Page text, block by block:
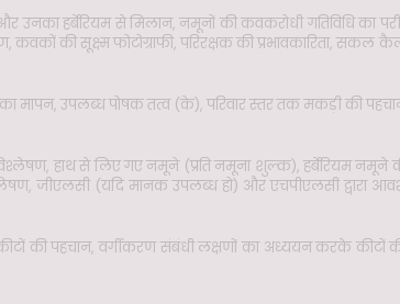
हर्बेरियम से मिलान, नमूनों की कवकरोधी गतिविधि का
की सूक्ष्म फोटोग्राफी, परिरक्षक की प्रभावकारिता, सकल
का मापन, उपलब्ध पोषक तत्व (के), परिवार स्तर तक मकड़ी की
हाथ से लिए गए नमूने (प्रति नमूना शुल्क), हर्बेरियम नमूने
जीएलसी (यदि मानक उपलब्ध हो) और एचपीएलसी
की पहचान, वर्गीकरण संबंधी लक्षणों का अध्ययन करके